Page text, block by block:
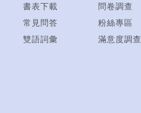
書表下載
常見問答
雙語詞彙
問卷調查
粉絲專區
滿意度調查